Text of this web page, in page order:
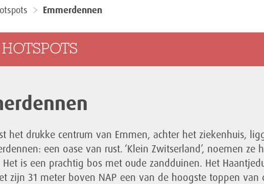
Emmerdennen
het drukke centrum van Emmen, achter het ziekenhuis,
een oase van rust. ‘Klein Zwitserland’, noemen ze
Het is een prachtig bos met oude zandduinen. Het
zijn 31 meter boven NAP een van de hoogste toppen van